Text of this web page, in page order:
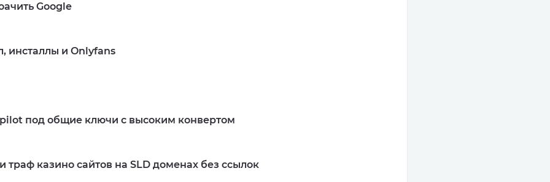
Google
инсталлы и Onlyfans
под общие ключи с высоким конвертом
казино сайтов на SLD доменах без ссылок